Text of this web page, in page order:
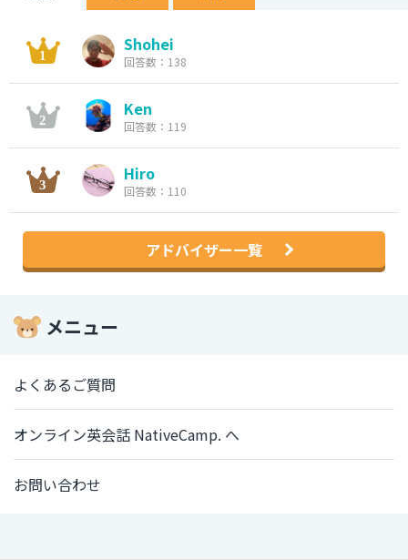
Shohei
回答数：138
Ken
回答数：119
Hiro
回答数：110
アドバイザー一覧
メニュー
よくあるご質問
オンライン英会話 NativeCamp. へ
お問い合わせ